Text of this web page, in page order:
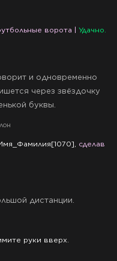
ворота | Удачно.
и одновременно
через звёздочку
буквы.
сделав
дистанции.
руки вверх.